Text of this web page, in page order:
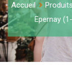
Accueil
Epernay